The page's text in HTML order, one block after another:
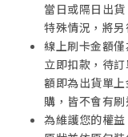
當日或隔日出
特殊情況，將
線上刷卡金額
立即扣款，待
額即為出貨單
購，皆不會有刷
為維護您的權